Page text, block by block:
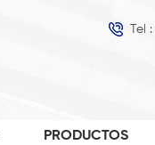
Tel :
PRODUCTOS